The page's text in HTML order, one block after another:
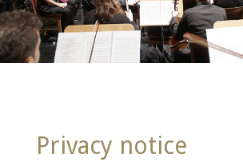
Privacy notice